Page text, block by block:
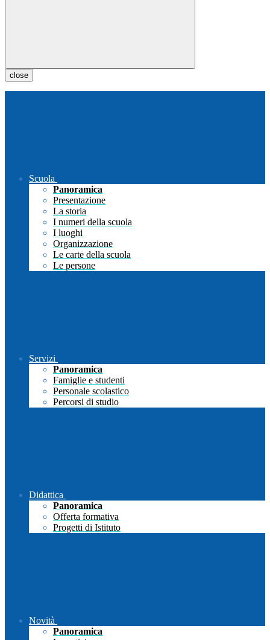
close
Scuola
Panoramica
Presentazione
La storia
I numeri della scuola
I luoghi
Organizzazione
Le carte della scuola
Le persone
Servizi
Panoramica
Famiglie e studenti
Personale scolastico
Percorsi di studio
Didattica
Panoramica
Offerta formativa
Progetti di Istituto
Novità
Panoramica